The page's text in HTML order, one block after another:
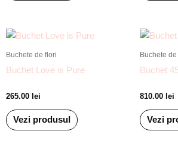
Buchete de flori
Buchet Love is Pure
265.00 lei
Vezi produsul
Buchete de
Buchet
810.00 lei
Vezi